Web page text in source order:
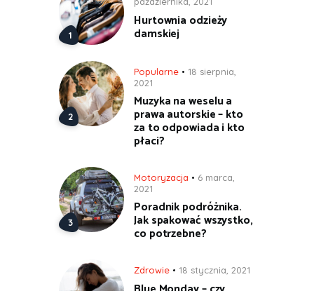
Hurtownia odzieży
damskiej
Popularne
18 sierpnia,
2021
Muzyka na weselu a
prawa autorskie – kto
za to odpowiada i kto
płaci?
Motoryzacja
6 marca,
2021
Poradnik podróżnika.
Jak spakować wszystko,
co potrzebne?
Zdrowie 18 stycznia, 2021